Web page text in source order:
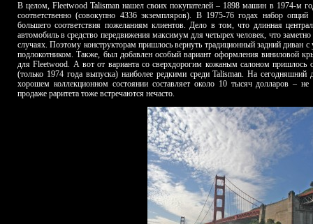
В целом, Fleetwood Talisman нашел своих покупателей – 1898 машин в 1974-м
соответственно (совокупно 4336 экземпляров). В 1975-76 годах набор
большего соответствия пожеланиям клиентов. Дело в том, что длинная
автомобиль в средство передвижения максимум для четырех человек, что
случаях. Поэтому конструкторам пришлось вернуть традиционный задний диван
подлокотником. Также, был добавлен особый вариант оформления виниловой
для Fleetwood. А вот от варианта со сверхдорогим кожаным салоном пришлось
(только 1974 года выпуска) наиболее редкими среди Talisman. На сегодняшний
хорошем коллекционном состоянии составляет около 10 тысяч долларов –
продаже раритета тоже встречаются нечасто.